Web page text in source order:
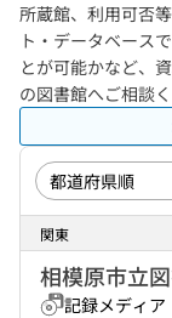
所蔵館、利用可否
ト・データベース
とが可能かなど、
の図書館へご相談
関東
相模原市立
記録メディア